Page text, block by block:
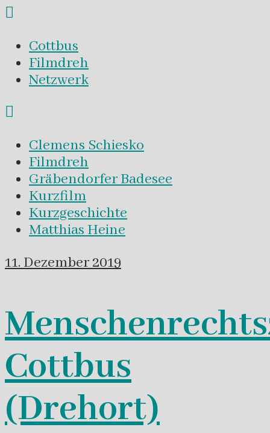
Cottbus
Filmdreh
Netzwerk
Clemens Schiesko
Filmdreh
Gräbendorfer Badesee
Kurzfilm
Kurzgeschichte
Matthias Heine
11. Dezember 2019
Cottbus
(Drehort)